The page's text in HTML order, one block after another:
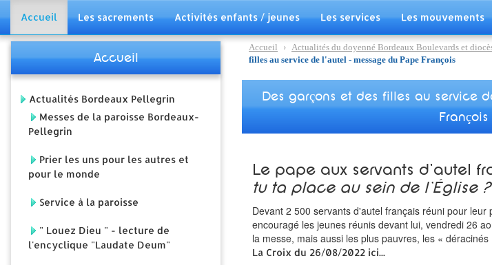
Accueil Les sacrements Activités enfants / jeunes Les services Les mouvements
Accueil
Actualités Bordeaux Pellegrin
Messes de la paroisse Bordeaux-
Pellegrin
Prier les uns pour les autres et
pour le monde
Service à la paroisse
" Louez Dieu " - lecture de
l'encyclique "Laudate Deum"
Accueil › Actualités du doyenné Bordeaux Boulevards et
filles au service de l'autel - message du Pape François
Des garçons et des filles au service
François
Le pape aux servants d'autel
tu ta place au sein de l'Église ?
Devant 2 500 servants d'autel français réuni pour
encouragé les jeunes réunis devant lui, vendredi 26
la messe, mais aussi les plus pauvres, les «
La Croix du 26/08/2022 ici...